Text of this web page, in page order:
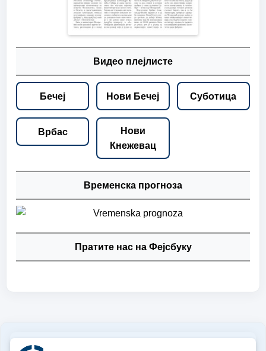
Видео плејлисте
Бечеј Нови Бечеј Суботица
Врбас
Нови
Кнежевац
Временска прогноза
Пратите нас на Фејсбуку